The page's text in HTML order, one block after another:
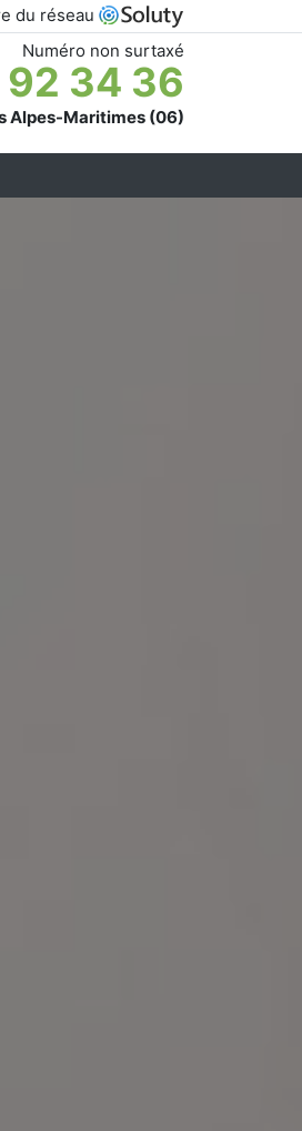
du réseau
Numéro non surtaxé
34 36
Alpes-Maritimes (06)